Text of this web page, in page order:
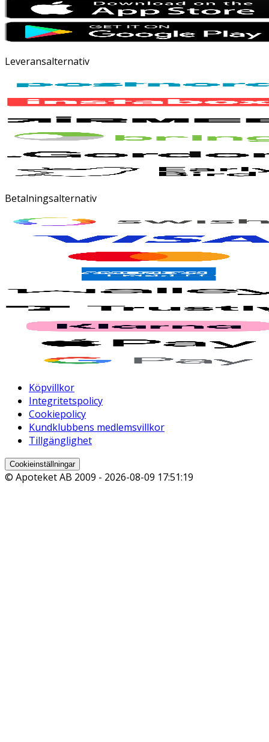
Leveransalternativ
Betalningsalternativ
Köpvillkor
Integritetspolicy
Cookiepolicy
Kundklubbens medlemsvillkor
Tillgänglighet
Cookieinställningar
© Apoteket AB 2009 - 2026-08-09 17:51:19